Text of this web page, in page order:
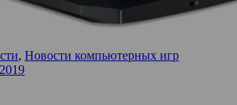
, Новости компьютерных игр